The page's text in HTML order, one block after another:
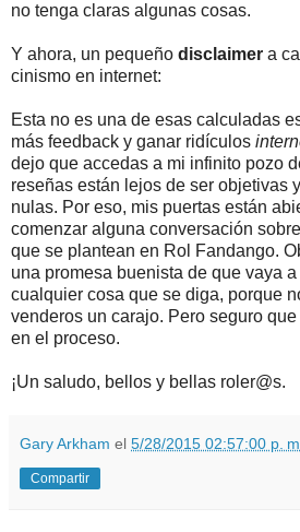
no tenga claras algunas cosas.
Y ahora, un pequeño disclaimer a
cinismo en internet:
Esta no es una de esas calculadas
más feedback y ganar ridículos
dejo que accedas a mi infinito pozo
reseñas están lejos de ser objetivas
nulas. Por eso, mis puertas están
comenzar alguna conversación
que se plantean en Rol Fandango.
una promesa buenista de que vaya
cualquier cosa que se diga, porque
venderos un carajo. Pero seguro
en el proceso.
¡Un saludo, bellos y bellas roler@s.
Gary Arkham el 5/28/2015 02:57:00 p.
Compartir